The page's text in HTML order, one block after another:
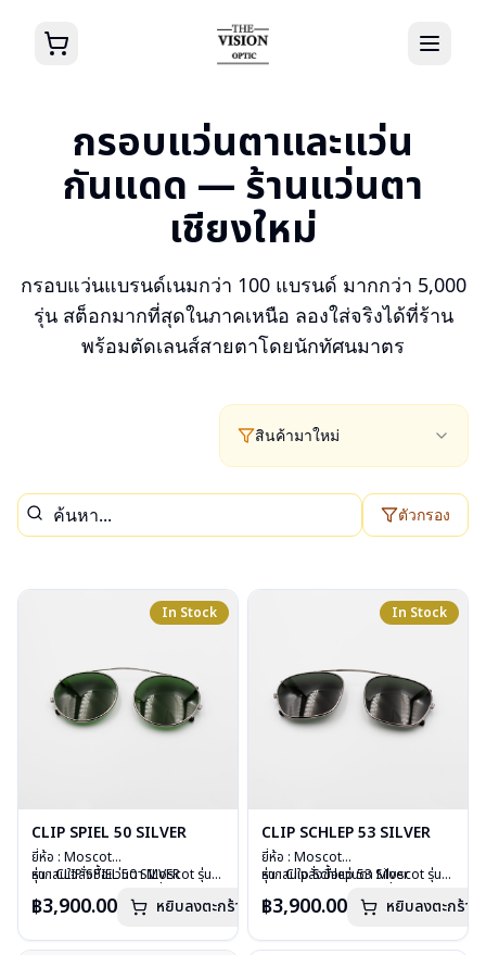
กรอบแว่นตาและแว่น
กันแดด — ร้านแว่นตา
เชียงใหม่
กรอบแว่นแบรนด์เนมกว่า 100 แบรนด์ มากกว่า 5,000
รุ่น สต็อกมากที่สุดในภาคเหนือ ลองใส่จริงได้ที่ร้าน
พร้อมตัดเลนส์สายตาโดยนักทัศนมาตร
สินค้ามาใหม่
ตัวกรอง
In Stock
CLIP SPIEL 50 SILVER
ยี่ห้อ : Moscot
รุ่น : CLIP SPIEL 50 SILVER
เลนส์ : กันแดดสีเขียว G-15 Lenses
อุปกรณ์ : ซองหนัง
หากสนใจสั่งชื้อแว่นตา Moscot รุ่น
กรุณาติดต่อเราคลิก
฿3,900.00 หยิบลงตะกร้า
In Stock
CLIP SCHLEP 53 SILVER
ยี่ห้อ : Moscot
รุ่น : Clip Schlep 53 Silver
เลนส์ : กันแดดสีเขียว
อุปกรณ์ : ซองหนัง
หากสนใจสั่งชื้อแว่นตา Moscot รุ่น
กรุณาติดต่อเราคลิก
฿3,900.00 หยิบลงตะกร้า